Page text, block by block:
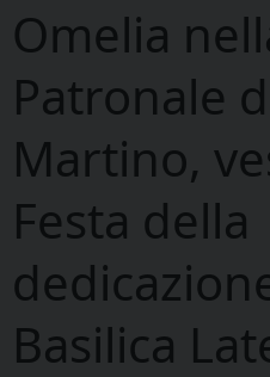
Omelia
Patronale
Martino,
Festa della
Basilica